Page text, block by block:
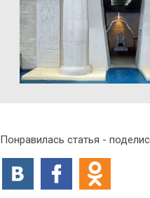
Понравилась статья -